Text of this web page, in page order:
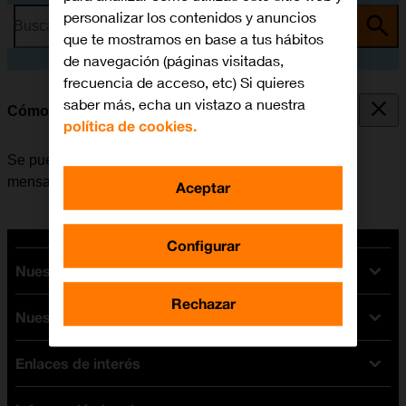
Busca por problema o tema
Cómo transferir contenido de otro móvil
Se puede transferir contenido, por ejemplo, contactos,
mensajes, archivos de música, etc. de móvil a móvil.
Nuestras tarifas
Tarifas Orange
Tarifas fibra y móvil
Tarifas móviles
Tarifas internet y fibra
Nuestros dispositivos
Ofertas en móviles
iPhone
Enlaces de interés
personalizar los contenidos y anuncios
que te mostramos en base a tus hábitos
de navegación (páginas visitadas,
frecuencia de acceso, etc) Si quieres
saber más, echa un vistazo a nuestra
política de cookies.
Configurar
Rechazar
Aceptar